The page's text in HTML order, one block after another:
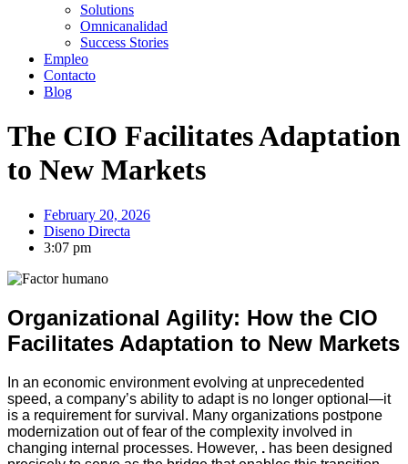
Solutions
Omnicanalidad
Success Stories
Empleo
Contacto
Blog
The CIO Facilitates Adaptation
to New Markets
February 20, 2026
Diseno Directa
3:07 pm
Organizational Agility: How the CIO
Facilitates Adaptation to New Markets
In an economic environment evolving at unprecedented
speed, a company’s ability to adapt is no longer optional—it
is a requirement for survival. Many organizations postpone
modernization out of fear of the complexity involved in
changing internal processes. However, . has been designed